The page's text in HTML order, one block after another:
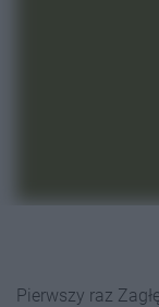
Pierwszy raz